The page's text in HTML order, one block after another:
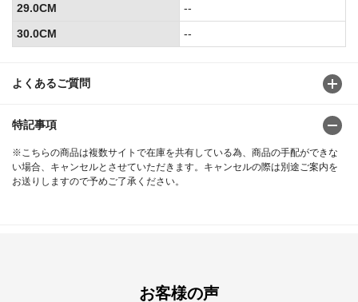
よくあるご質問
特記事項
※こちらの商品は複数サイトで在庫を共有している為、商品の手配ができな
い場合、キャンセルとさせていただきます。キャンセルの際は別途ご案内を
お送りしますので予めご了承ください。
29.0CM
--
30.0CM
--
お客様の声